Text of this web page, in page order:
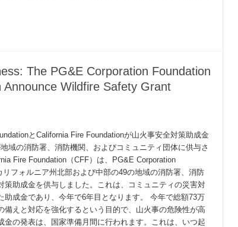
The PG&E Corporation Foundation
Wildfire Safety Grant
とCalifornia Fire Foundationが山火事安全対策助成金
域の消防署、消防機関、およびコミュニティ団体に供与さ
Fire Foundation（CFF）は、PG&E Corporation
フォルニア州北部および中部の49の地域の消防署、消防
助成金を供与しました。これは、コミュニティの災害対
成金であり、今年で6年目となります。 今年で総額73万
備えと対応を強化するという目的で、山火事の危険性が高
の発表は、国家準備月間に行われます。これは、いつ起